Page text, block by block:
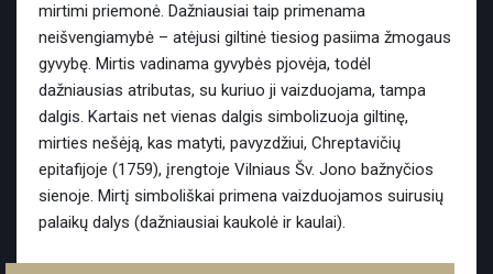
mirtimi priemonė. Dažniausiai taip primenama
neišvengiamybė – atėjusi giltinė tiesiog pasiima žmogaus
gyvybę. Mirtis vadinama gyvybės pjovėja, todėl
dažniausias atributas, su kuriuo ji vaizduojama, tampa
dalgis. Kartais net vienas dalgis simbolizuoja giltinę,
mirties nešėją, kas matyti, pavyzdžiui, Chreptavičių
epitafijoje (1759), įrengtoje Vilniaus Šv. Jono bažnyčios
sienoje. Mirtį simboliškai primena vaizduojamos suirusių
palaikų dalys (dažniausiai kaukolė ir kaulai).